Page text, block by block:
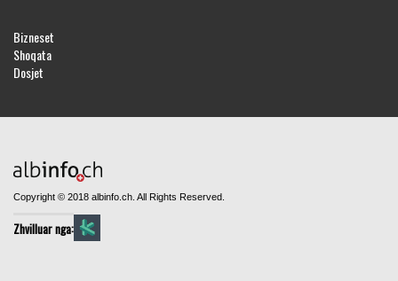
Bizneset
Shoqata
Dosjet
Copyright © 2018 albinfo.ch. All Rights Reserved.
Zhvilluar nga: